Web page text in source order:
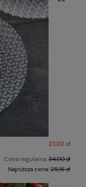
27,20 zł
Cena regularna:34,00 zł
Najniższa cena:25,16 zł